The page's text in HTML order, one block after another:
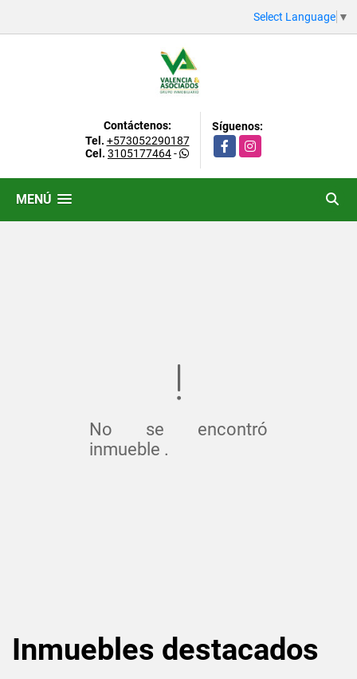
Select Language ▼
Contáctenos:
Tel. +573052290187
Cel. 3105177464-
Síguenos:
FacebookInstagram
MENÚ
No se encontró
inmueble .
Inmuebles destacados